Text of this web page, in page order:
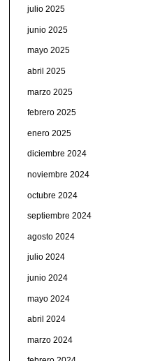
julio 2025
junio 2025
mayo 2025
abril 2025
marzo 2025
febrero 2025
enero 2025
diciembre 2024
noviembre 2024
octubre 2024
septiembre 2024
agosto 2024
julio 2024
junio 2024
mayo 2024
abril 2024
marzo 2024